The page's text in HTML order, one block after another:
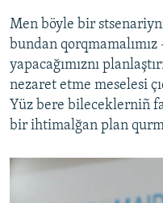
Men böyle bir
bundan qorqmamalımız
yapacağımıznı
nezaret etme meselesi
Yüz bere bileceklerniñ
bir ihtimalğan plan